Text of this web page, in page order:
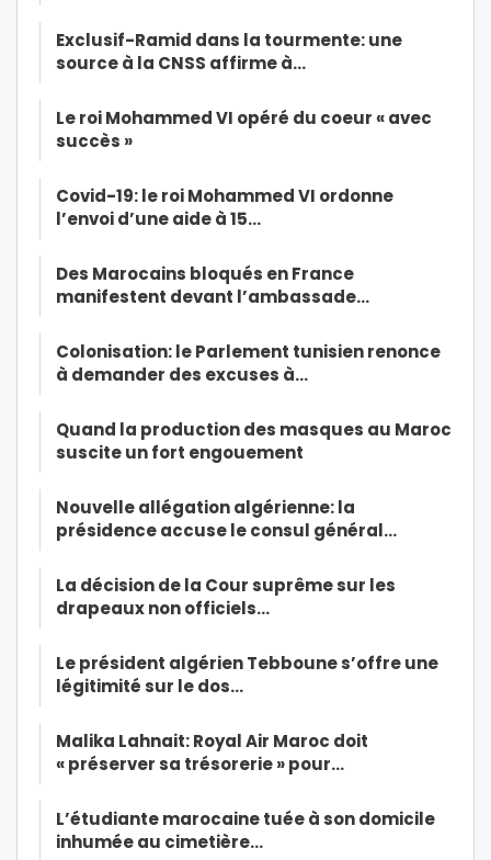
Exclusif-Ramid dans la tourmente: une
source à la CNSS affirme à…
Le roi Mohammed VI opéré du coeur « avec
succès »
Covid-19: le roi Mohammed VI ordonne
l’envoi d’une aide à 15…
Des Marocains bloqués en France
manifestent devant l’ambassade…
Colonisation: le Parlement tunisien renonce
à demander des excuses à…
Quand la production des masques au Maroc
suscite un fort engouement
Nouvelle allégation algérienne: la
présidence accuse le consul général…
La décision de la Cour suprême sur les
drapeaux non officiels…
Le président algérien Tebboune s’offre une
légitimité sur le dos…
Malika Lahnait: Royal Air Maroc doit
« préserver sa trésorerie » pour…
L’étudiante marocaine tuée à son domicile
inhumée au cimetière…